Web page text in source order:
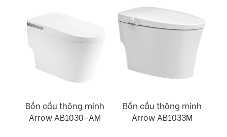
Bồn cầu thông minh
Arrow AB1030-AM
Bồn cầu thông minh
Arrow AB1033M